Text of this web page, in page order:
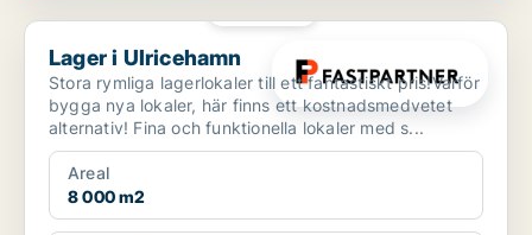
Lager i Ulricehamn
Lager i Ulricehamn
Stora rymliga lagerlokaler till ett fantastiskt pris!Varför
bygga nya lokaler, här finns ett kostnadsmedvetet
alternativ! Fina och funktionella lokaler med s...
Areal
8 000 m2